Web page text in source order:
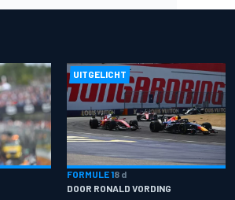
UITGELICHT
FORMULE 18 d
DOOR RONALD VORDING